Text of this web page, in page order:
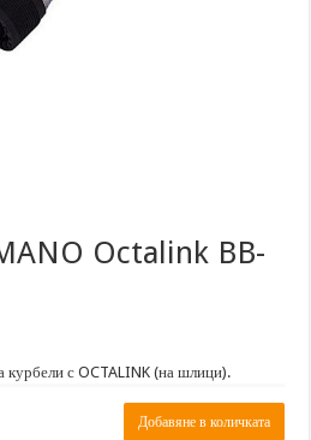
Octalink BB-
курбели с OCTALINK (на шлици).
Добавяне в количката